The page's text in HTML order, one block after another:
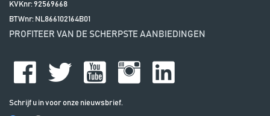
KVKnr: 92569668
BTWnr: NL866102164B01
PROFITEER VAN DE SCHERPSTE AANBIEDINGEN
Schrijf u in voor onze nieuwsbrief.